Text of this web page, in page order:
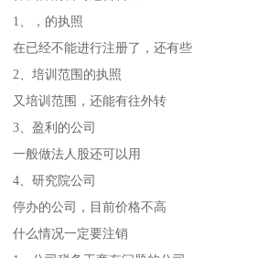
1、，的执照
在已经不能进行注册了，还有些
2、培训范围的执照
又培训范围，还能有往外转
3、盈利的公司
一般做法人股还可以用
4、研究院公司
停办的公司，目前价格不高
什么情况一定要注销